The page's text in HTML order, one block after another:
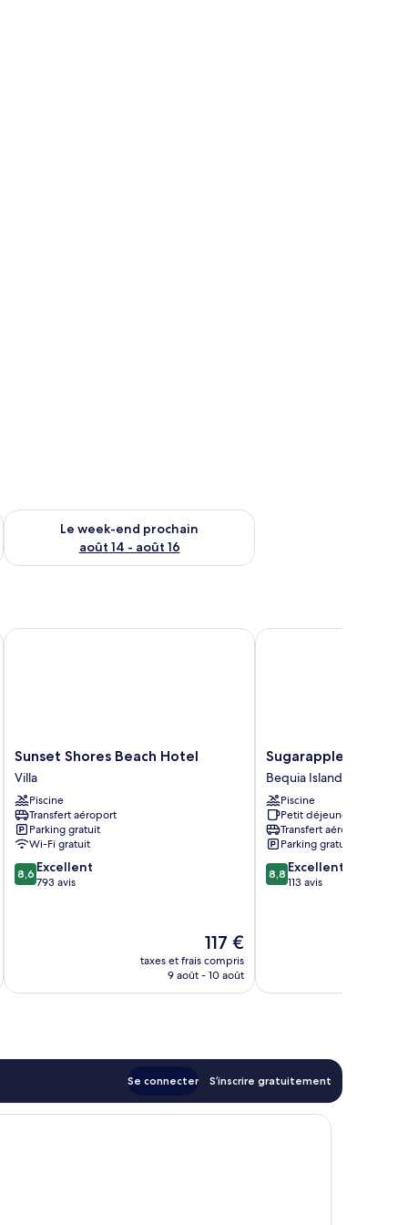
août 7 - août 9
Le week-end prochain
août 14 - août 16
Vérifier la disponibilité pour le week-end prochain août 14 -
Sunset
Shores
Beach
Hotel
Villa
Sunset Shores Beach Hotel
Villa
Piscine
Transfert aéroport
Parking gratuit
Wi-Fi gratuit
8.6
sur
8,6 Excellent
793 avis
Le
nouveau
prix
117 €
taxes et frais compris
9 août - 10 août
Sunset Shores Beach Hotel
Sugarapple
Inn
Bequia
Island
Sugarapple Inn
Bequia Island
Piscine
Petit déjeuner gratuit
Transfert aéroport
Parking gratuit
8.8
sur
8,8 Excellent
113 avis
Sugarapple Inn
Se connecter S’inscrire gratuitement